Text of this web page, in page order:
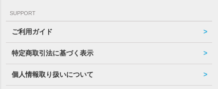
SUPPORT
ご利用ガイド
特定商取引法に基づく表示
個人情報取り扱いについて